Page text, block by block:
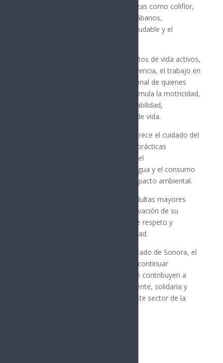
actualmente cuidan diversas hortalizas como coliflor,
brócoli, acelga, cebollín, lechuga y rábanos,
promoviendo así la alimentación saludable y el
Esta actividad no solo fomenta hábitos de vida activos,
sino que también fortalece la convivencia, el trabajo en
equipo y el bienestar físico y emocional de quienes
participan. El cuidado del huerto estimula la motricidad,
la paciencia y el sentido de responsabilidad,
contribuyendo a una mejor calidad de vida.
Además, el huerto comunitario favorece el cuidado del
medio ambiente, ya que promueve prácticas
sostenibles como el cultivo natural, el
aprovechamiento responsable del agua y el consumo
local de alimentos, reduciendo el impacto ambiental.
Con estas acciones, las personas adultas mayores
contribuyen activamente a la preservación de su
entorno, fomentando una cultura de respeto y
conciencia ecológica en su comunidad.
Con el respaldo del Gobierno del Estado de Sonora, el
ISAAM refrenda su compromiso de continuar
generando alianzas estratégicas que contribuyen a
consolidar una sociedad más incluyente, solidaria y
con mayores oportunidades para este sector de la